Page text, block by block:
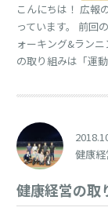
こんにちは！ 広報
っています。 前回
ォーキング&ラン
の取り組みは「運
健康
健康経営の取